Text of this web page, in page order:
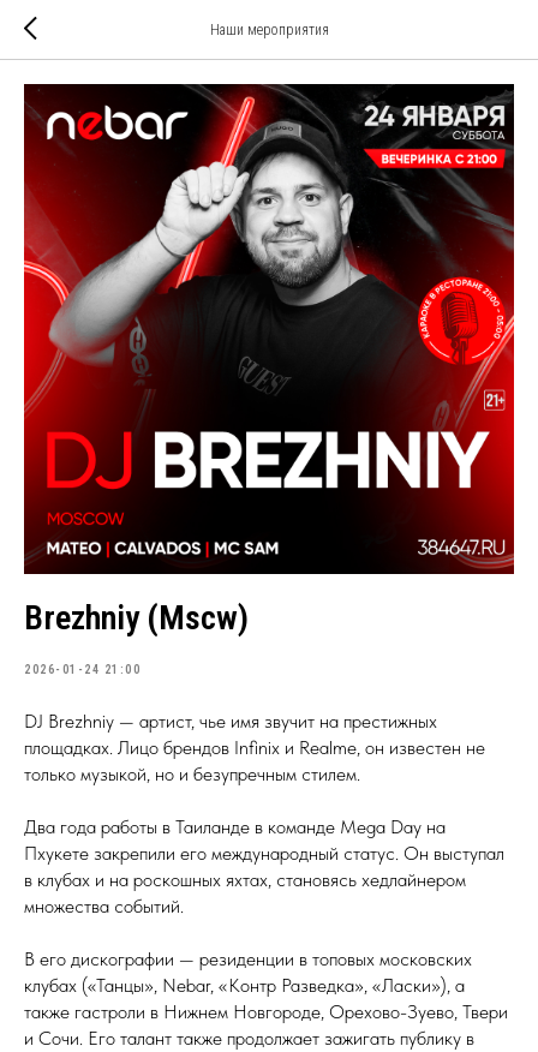
Наши мероприятия
Brezhniy (Mscw)
2026-01-24 21:00
DJ Brezhniy — артист, чье имя звучит на престижных
площадках. Лицо брендов Infinix и Realme, он известен не
только музыкой, но и безупречным стилем.
Два года работы в Таиланде в команде Mega Day на
Пхукете закрепили его международный статус. Он выступал
в клубах и на роскошных яхтах, становясь хедлайнером
множества событий.
В его дискографии — резиденции в топовых московских
клубах («Танцы», Nebar, «Контр Разведка», «Ласки»), а
также гастроли в Нижнем Новгороде, Орехово-Зуево, Твери
и Сочи. Его талант также продолжает зажигать публику в